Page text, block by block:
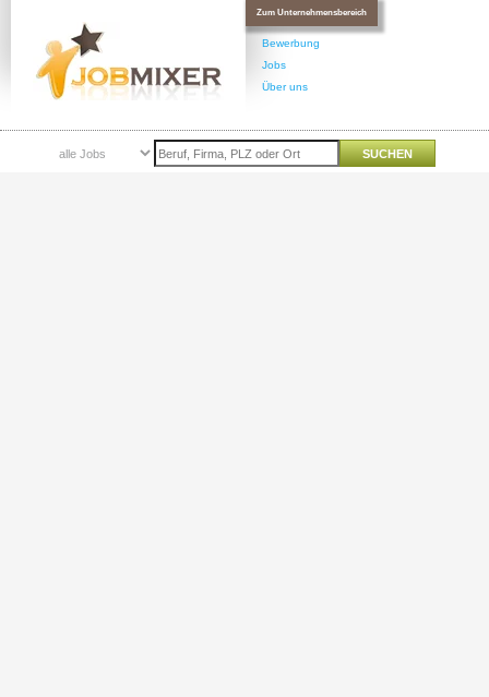
Zum Unternehmensbereich
Bewerbung
Jobs
Über uns